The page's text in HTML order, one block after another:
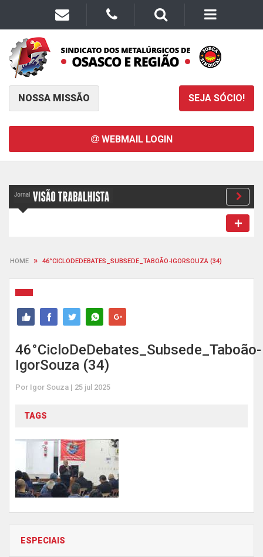
NOSSA MISSÃO SEJA SÓCIO!
WEBMAIL LOGIN
HOME » 46°CICLODEDEBATES_SUBSEDE_TABOÃO-IGORSOUZA (34)
46°CicloDeDebates_Subsede_Taboão-
IgorSouza (34)
Por Igor Souza | 25 jul 2025
TAGS
ESPECIAIS